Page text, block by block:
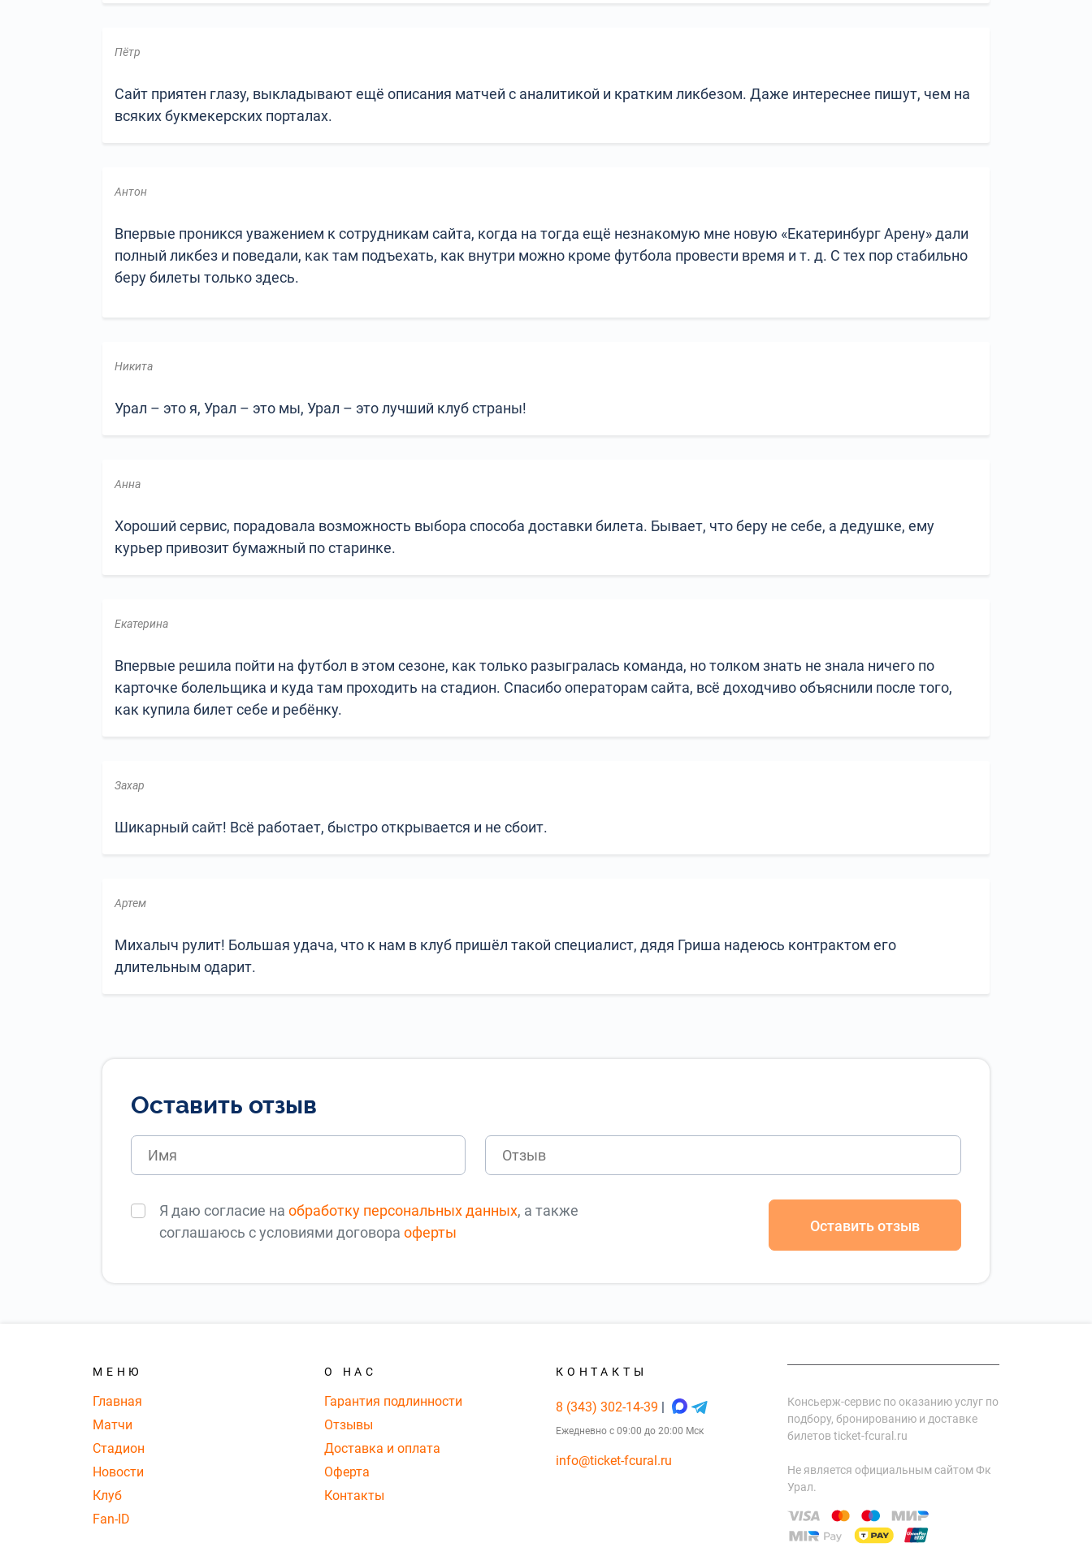
Пётр
Сайт приятен глазу, выкладывают ещё описания матчей с аналитикой и кратким ликбезом. Даже интереснее пишут, чем на
всяких букмекерских порталах.
Антон
Впервые проникся уважением к сотрудникам сайта, когда на тогда ещё незнакомую мне новую «Екатеринбург Арену» дали
полный ликбез и поведали, как там подъехать, как внутри можно кроме футбола провести время и т. д. С тех пор стабильно
беру билеты только здесь.
Никита
Урал – это я, Урал – это мы, Урал – это лучший клуб страны!
Анна
Хороший сервис, порадовала возможность выбора способа доставки билета. Бывает, что беру не себе, а дедушке, ему
курьер привозит бумажный по старинке.
Екатерина
Впервые решила пойти на футбол в этом сезоне, как только разыгралась команда, но толком знать не знала ничего по
карточке болельщика и куда там проходить на стадион. Спасибо операторам сайта, всё доходчиво объяснили после того,
как купила билет себе и ребёнку.
Захар
Шикарный сайт! Всё работает, быстро открывается и не сбоит.
Артем
Михалыч рулит! Большая удача, что к нам в клуб пришёл такой специалист, дядя Гриша надеюсь контрактом его
длительным одарит.
Оставить отзыв
Я даю согласие на обработку персональных данных, а также
соглашаюсь с условиями договора оферты Оставить отзыв
МЕНЮ
Главная
Матчи
Стадион
Новости
Клуб
Fan-ID
О НАС
Гарантия подлинности
Отзывы
Доставка и оплата
Оферта
Контакты
КОНТАКТЫ
8 (343) 302-14-39 |
Ежедневно с 09:00 до 20:00 Мск
info@ticket-fcural.ru
Консьерж-сервис по оказанию услуг по
подбору, бронированию и доставке
билетов ticket-fcural.ru
Не является официальным сайтом Фк
Урал.